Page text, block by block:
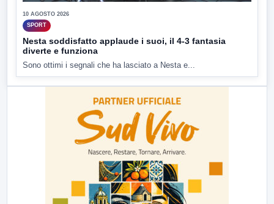
10 AGOSTO 2026
SPORT
Nesta soddisfatto applaude i suoi, il 4-3 fantasia
diverte e funziona
Sono ottimi i segnali che ha lasciato a Nesta e...